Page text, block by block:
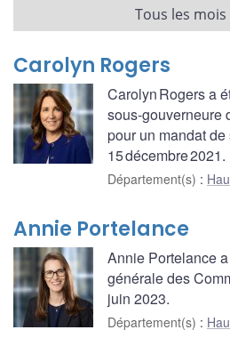
Tous les mois
Carolyn Rogers
Carolyn Rogers a
sous-gouverneure
pour un mandat
15 décembre 2021.
Département(s) :
Annie Portelance
Annie Portelance
générale des
juin 2023.
Département(s) :